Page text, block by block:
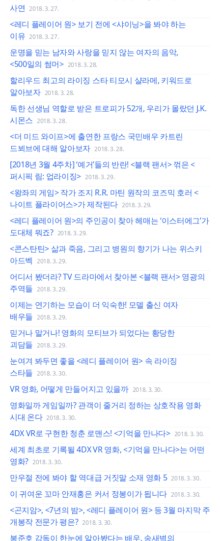
사연 2018. 3. 27.
<레디 플레이어 원> 보기 전에 <샤이닝>을 봐야 하는
이유 2018. 3. 27.
운명을 믿는 남자와 사랑을 믿지 않는 여자의 음악,
<500일의 썸머> 2018. 3. 28.
할리우드 최고의 라이징 스타 티모시 샬라메, 키워드로
알아보자 2018. 3. 28.
독한 선생님 역할로 받은 트로피가 52개, 우리가 몰랐던 J.K.
시몬스 2018. 3. 28.
<더 미드 와이프>에 출연한 프랑스 국민배우 카트린
드뵈브에 대해 알아보자 2018. 3. 28.
[2018년 3월 4주차] ‘예거’들의 반란! <블랙 팬서> 꺾은 <
퍼시픽 림: 업라이징> 2018. 3. 29.
<왕좌의 게임> 작가 조지 R.R. 마틴 원작의 코즈믹 호러 <
나이트 플라이어스>가 제작된다 2018. 3. 29.
<레디 플레이어 원>의 주인공이 찾아 헤매는 ‘이스터에그’가
도대체 뭐죠? 2018. 3. 29.
<콘스탄틴> 삶과 죽음, 그리고 병원의 향기가 나는 위스키
아드벡 2018. 3. 29.
어디서 봤더라? TV 드라마에서 찾아본 <블랙 팬서> 영광의
주역들 2018. 3. 29.
이제는 연기하는 모습이 더 익숙한! 모델 출신 여자
배우들 2018. 3. 29.
믿거나 말거나! 영화의 모티브가 되었다는 황당한
괴담들 2018. 3. 29.
눈여겨 봐두면 좋을 <레디 플레이어 원> 속 라이징
스타들 2018. 3. 30.
VR 영화, 어떻게 만들어지고 있을까 2018. 3. 30.
영화일까 게임일까? 관객이 줄거리 정하는 상호작용 영화
시대 온다 2018. 3. 30.
4DX VR로 구현한 청춘 로맨스! <기억을 만나다> 2018. 3. 30.
세계 최초로 기록될 4DX VR 영화, <기억을 만나다>는 어떤
영화? 2018. 3. 30.
만우절 전에 봐야 할 역대급 거짓말 소재 영화 5 2018. 3. 30.
이 귀여운 꼬마 안재홍은 커서 정봉이가 됩니다 2018. 3. 30.
<곤지암>, <7년의 밤>, <레디 플레이어 원> 등 3월 마지막 주
개봉작 전문가 평은? 2018. 3. 30.
봉준호 감독이 한눈에 알아봤다는 배우, 송새벽의